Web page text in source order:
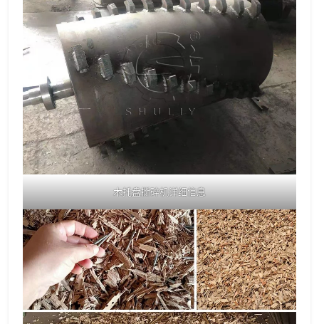
木托盘撕碎机详细信息